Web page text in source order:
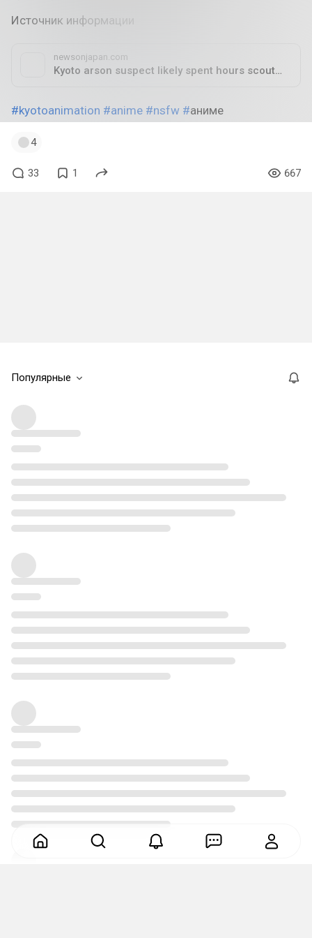
Источник информации
newsonjapan.com
Kyoto arson suspect likely spent hours scouting anime studio, brought gasoline day before
#kyotoanimation #anime #nsfw #аниме
4
33 1 667
Популярные